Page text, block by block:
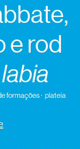
e rod
labia
formações
plateia